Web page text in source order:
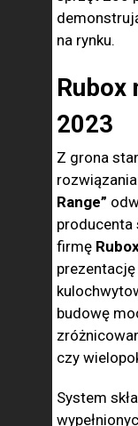
na rynku.
Rubox
2023
Z grona
Range”
producenta
firmę
budowę
czy
System